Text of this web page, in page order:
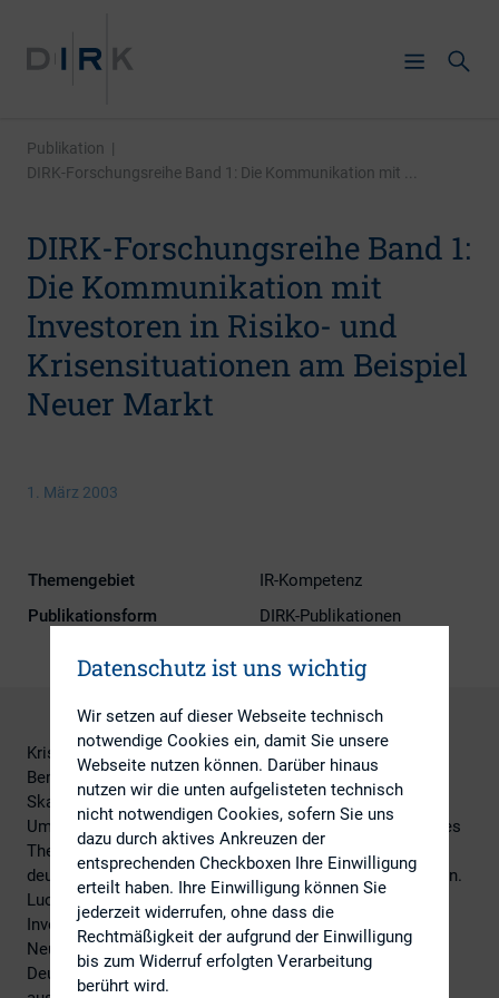
Publikation |
DIRK-Forschungsreihe Band 1: Die Kommunikation mit ...
DIRK-Forschungsreihe Band 1:
Die Kommunikation mit
Investoren in Risiko- und
Krisensituationen am Beispiel
Neuer Markt
1. März 2003
Themengebiet
IR-Kompetenz
Publikationsform
DIRK-Publikationen
Krisenkommunikation beherrscht die Investor Relations-
Bemühungen vieler Unternehmen nach Planverfehlungen,
Skandalen, Insolvenzen und drei Baissejahren in Folge.
Umso mehr lohnt eine wissenschaftliche Aufarbeitung des
Themas, um aus dieser ereignisreichen Epoche des
deutschen Kapitalmarktes neue Erkenntnisse zu gewinnen.
Lucy Brauns vorliegende Arbeit „Die Kommunikation mit
Investoren in Risiko- und Krisensituationen am Beispiel
Neuer Markt“, erster Band einer Forschungsreihe des
Deutscher Investor Relations Kreis (DIRK) e.V., stellt
Datenschutz ist uns wichtig
Wir setzen auf dieser Webseite technisch
notwendige Cookies ein, damit Sie unsere
Webseite nutzen können. Darüber hinaus
nutzen wir die unten aufgelisteten technisch
nicht notwendigen Cookies, sofern Sie uns
dazu durch aktives Ankreuzen der
entsprechenden Checkboxen Ihre Einwilligung
erteilt haben. Ihre Einwilligung können Sie
jederzeit widerrufen, ohne dass die
Rechtmäßigkeit der aufgrund der Einwilligung
bis zum Widerruf erfolgten Verarbeitung
berührt wird.